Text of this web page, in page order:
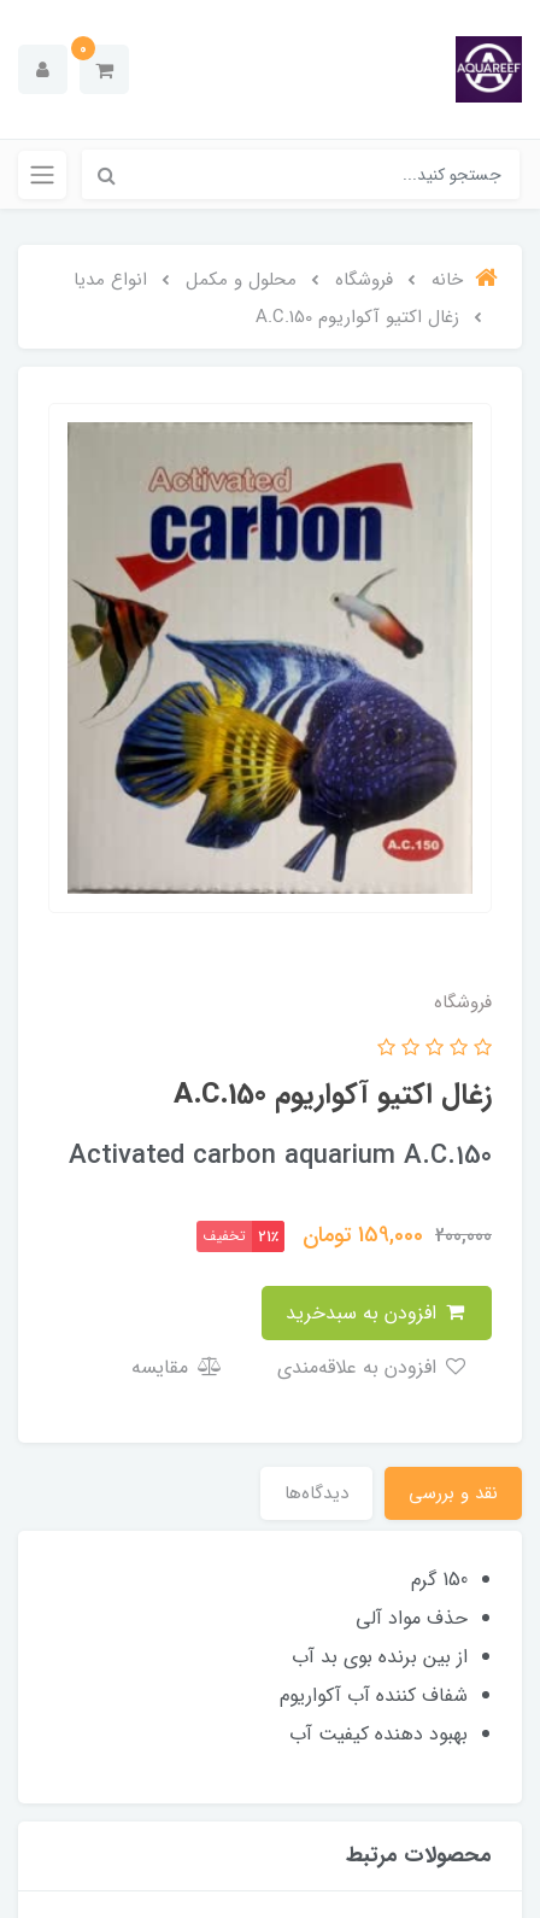
0
خانه فروشگاه محلول و مکمل
انواع مدیا
زغال اکتیو آکواریوم A.C.150
فروشگاه
زغال اکتیو آکواریوم A.C.150
Activated carbon aquarium A.C.150
200,000
159,000تومان 21٪ تخفیف
مقایسه
نقد و بررسی دیدگاه‌ها
150 گرم
حذف مواد آلی
از بین برنده بوی بد آب
شفاف کننده آب آکواریوم
بهبود دهنده کیفیت آب
محصولات مرتبط